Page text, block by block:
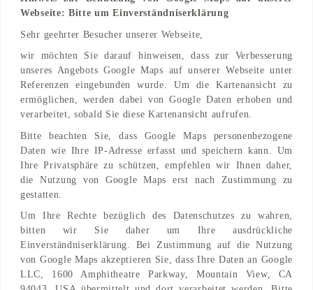
Webseite: Bitte um Einverständniserklärung
Sehr geehrter Besucher unserer Webseite,
wir möchten Sie darauf hinweisen, dass zur Verbesserung
unseres Angebots Google Maps auf unserer Webseite unter
Referenzen eingebunden wurde. Um die Kartenansicht zu
ermöglichen, werden dabei von Google Daten erhoben und
verarbeitet, sobald Sie diese Kartenansicht aufrufen.
Bitte beachten Sie, dass Google Maps personenbezogene
Daten wie Ihre IP-Adresse erfasst und speichern kann. Um
Ihre Privatsphäre zu schützen, empfehlen wir Ihnen daher,
die Nutzung von Google Maps erst nach Zustimmung zu
gestatten.
Um Ihre Rechte bezüglich des Datenschutzes zu wahren,
bitten wir Sie daher um Ihre ausdrückliche
Einverständniserklärung. Bei Zustimmung auf die Nutzung
von Google Maps akzeptieren Sie, dass Ihre Daten an Google
LLC, 1600 Amphitheatre Parkway, Mountain View, CA
Adresse
Lindemannstraße 88
44137 Dortmund, Nordrhein-Westfalen, DE
Find on Map